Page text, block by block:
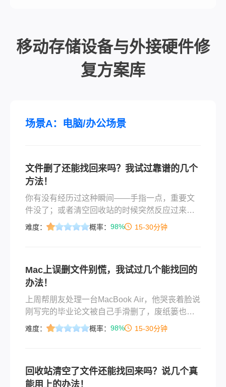
移动存储设备与外接硬件修
复方案库
场景A：电脑/办公场景
文件删了还能找回来吗？我试过靠谱的几个
方法！
你有没有经历过这种瞬间——手指一点，重要文
件没了；或者清空回收站的时候突然反应过来里
面还有东西；再或者U盘插上电脑提示“需要格式
夹拖进了回收站，还顺手点了“清空回收站”。朋友
当时脸都白了——里面是他写了三个月的毕业论
文初稿和一堆实验数据。后来折腾了一整天才把
大部分文件找回来，从那以后我对“被删除的文件
难度： 概率： 98% 15-30分钟
Mac上误删文件别慌，我试过几个能找回的
办法！
上周帮朋友处理一台MacBook Air，他哭丧着脸说
刚写完的毕业论文被自己手滑删了，废纸篓也清
空了。我当时第一反应是：“别慌，Mac电脑如何
覆盖误删、格式化、回收站清空、分区丢失、甚
至U盘损坏等常见情况，希望能帮到有类似经历的
难度： 概率： 98% 15-30分钟
回收站清空了文件还能找回来吗？说几个真
能用上的办法！